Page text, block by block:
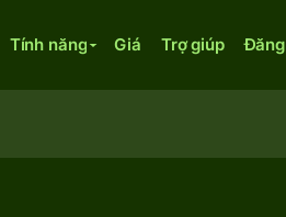
Tính năng Giá Trợ giúp